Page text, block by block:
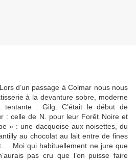
d’un passage à Colmar nous nous
à la devanture sobre, moderne
tentante : Gilg. C’était le début de
: celle de N. pour leur Forêt Noire et
» : une dacquoise aux noisettes, du
au chocolat au lait entre de fines
Moi qui habituellement ne jure que
pas cru que l’on puisse faire